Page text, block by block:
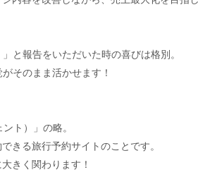
と報告をいただいた時の喜びは格別。
そのまま活かせます！
ト）」の略。
きる旅行予約サイトのことです。
きく関わります！